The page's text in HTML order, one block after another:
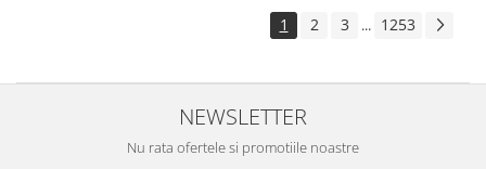
1 2 3 ... 1253
NEWSLETTER
Nu rata ofertele si promotiile noastre